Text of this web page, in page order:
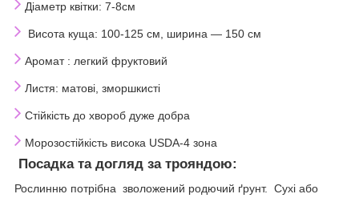
Діаметр квітки: 7-8см
Висота куща: 100-125 см, ширина — 150 см
Аромат : легкий фруктовий
Листя: матові, зморшкисті
Стійкість до хвороб дуже добра
Морозостійкість висока USDA-4 зона
Посадка та догляд за трояндою:
Рослинню потрібна зволожений родючий ґрунт. Сухі або